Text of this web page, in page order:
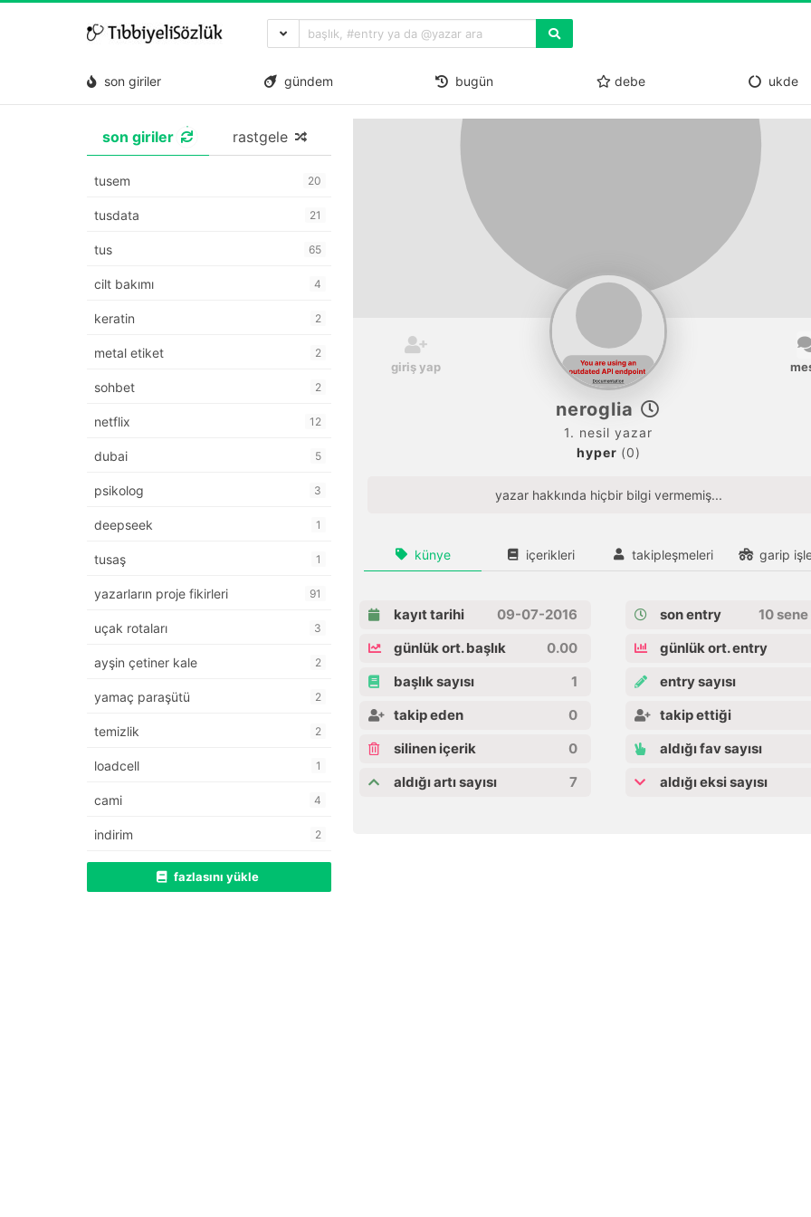
son giriler gündem bugün debe ukde
son giriler rastgele
tusem 20
tusdata 21
tus 65
cilt bakımı 4
keratin 2
metal etiket 2
sohbet 2
netflix 12
dubai 5
psikolog 3
deepseek 1
tusaş 1
yazarların proje fikirleri 91
uçak rotaları 3
ayşin çetiner kale 2
yamaç paraşütü 2
temizlik 2
loadcell 1
cami 4
indirim 2
fazlasını yükle
giriş yap
neroglia
1. nesil yazar
hyper (0)
yazar hakkında hiçbir bilgi vermemiş...
künye içerikleri takipleşmeleri garip
kayıt tarihi
09-07-2016
günlük ort. başlık
0.00
başlık sayısı
1
takip eden
0
silinen içerik
0
aldığı artı sayısı
7
son entry
10
günlük ort. entry
entry sayısı
takip ettiği
aldığı fav sayısı
aldığı eksi sayısı